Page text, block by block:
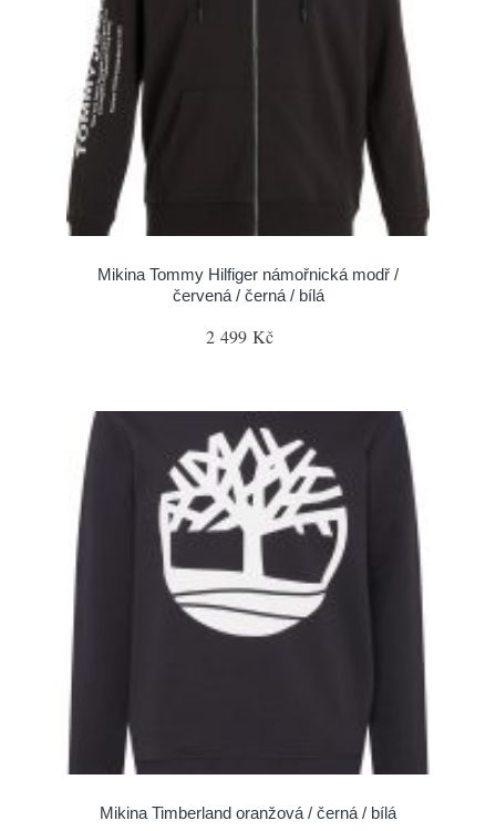
Mikina Tommy Hilfiger námořnická modř /
červená / černá / bílá
2 499 Kč
Mikina Timberland oranžová / černá / bílá